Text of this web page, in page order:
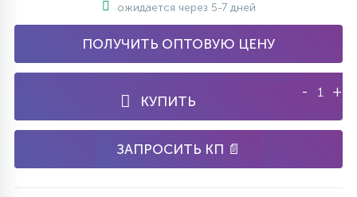
ожидается через 5-7 дней
ПОЛУЧИТЬ ОПТОВУЮ ЦЕНУ
КУПИТЬ
- +
ЗАПРОСИТЬ КП 📄